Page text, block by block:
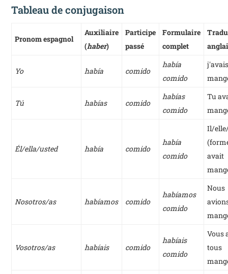
Tableau de conjugaison
Pronom espagnol
Auxiliaire
(haber)
Participe
passé
Formulaire
complet
Yo había comido
había
comido
Tú habías comido
habías
comido
Tu
Él/ella/usted había comido
había
comido
Il/
avait
Nosotros/as habíamos comido
habíamos
comido
Nous
Vosotros/as habíais comido
habíais
comido
Vous
tous